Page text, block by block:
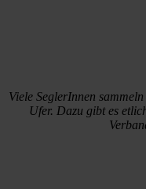
Viele SeglerInnen
Ufer. Dazu gibt es